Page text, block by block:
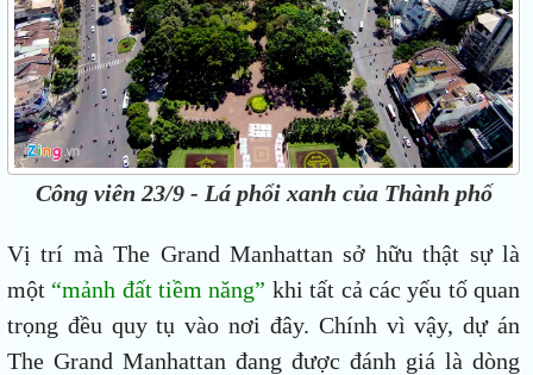
Công viên 23/9 - Lá phổi xanh của Thành phố
Vị trí mà The Grand Manhattan sở hữu thật sự là
một “mảnh đất tiềm năng” khi tất cả các yếu tố quan
trọng đều quy tụ vào nơi đây. Chính vì vậy, dự án
The Grand Manhattan đang được đánh giá là dòng